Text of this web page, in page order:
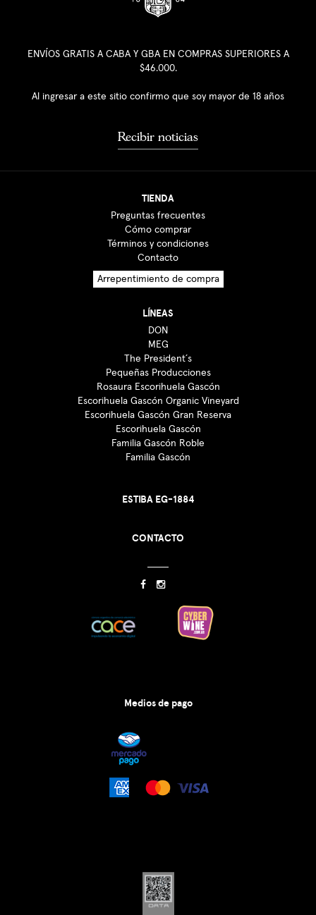
ENVÍOS GRATIS A CABA Y GBA EN COMPRAS SUPERIORES A
$46.000.
Al ingresar a este sitio confirmo que soy mayor de 18 años
Recibir noticias
TIENDA
Preguntas frecuentes
Cómo comprar
Términos y condiciones
Contacto
Arrepentimiento de compra
LÍNEAS
DON
MEG
The President´s
Pequeñas Producciones
Rosaura Escorihuela Gascón
Escorihuela Gascón Organic Vineyard
Escorihuela Gascón Gran Reserva
Escorihuela Gascón
Familia Gascón Roble
Familia Gascón
ESTIBA EG-1884
CONTACTO
Medios de pago